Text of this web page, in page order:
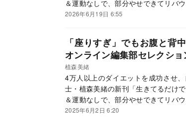
＆運動なしで、部分やせできてリバ
と変えるだけという簡単なことだっ
2026年6月19日 6:55
「座りすぎ」でもお腹と背
オンライン編集部セレクショ
植森美緒
4万人以上のダイエットを成功させ
士・植森美緒の新刊「生きてるだけ
＆運動なしで、部分やせできてリバ
と変えるだけという簡単なことだっ
2025年6月2日 6:20